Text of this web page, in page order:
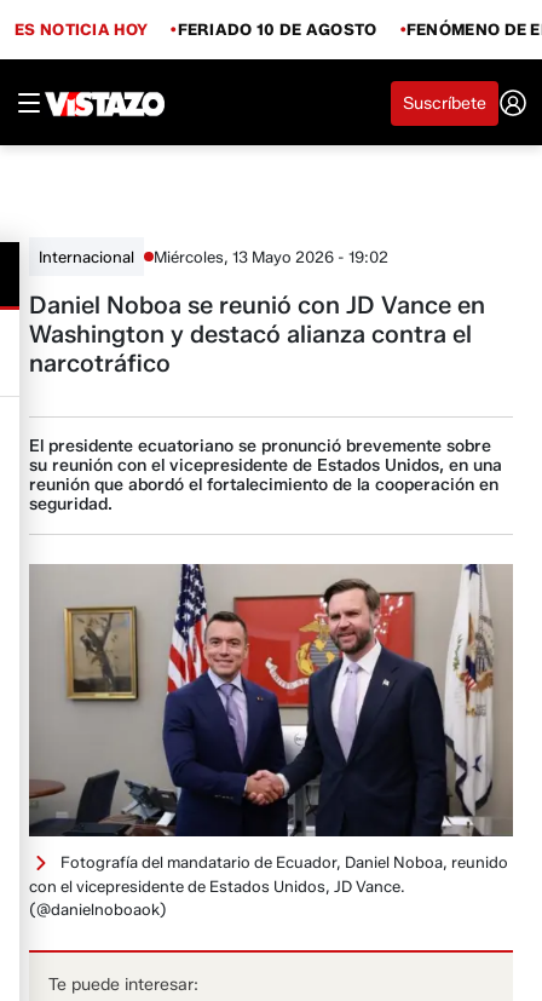
ES NOTICIA HOY FERIADO 10 DE AGOSTO FENÓMENO DE
Suscríbete
Internacional Miércoles, 13 Mayo 2026 - 19:02
Daniel Noboa se reunió con JD Vance en
Washington y destacó alianza contra el
narcotráfico
El presidente ecuatoriano se pronunció brevemente sobre
su reunión con el vicepresidente de Estados Unidos, en una
reunión que abordó el fortalecimiento de la cooperación en
seguridad.
Fotografía del mandatario de Ecuador, Daniel Noboa, reunido
con el vicepresidente de Estados Unidos, JD Vance.
(@danielnoboaok)
Te puede interesar: